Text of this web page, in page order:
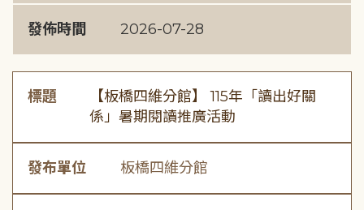
發佈時間 2026-07-28
標題
【板橋四維分館】 115年「讀出好關
係」暑期閱讀推廣活動
發布單位 板橋四維分館